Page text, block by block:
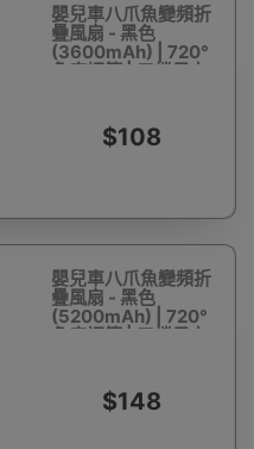
嬰兒車八爪魚變頻折
疊風扇 - 黑色
(3600mAh) | 720°
角度調節 | 三檔風力
$108
嬰兒車八爪魚變頻折
疊風扇 - 黑色
(5200mAh) | 720°
角度調節 | 三檔風力
$148